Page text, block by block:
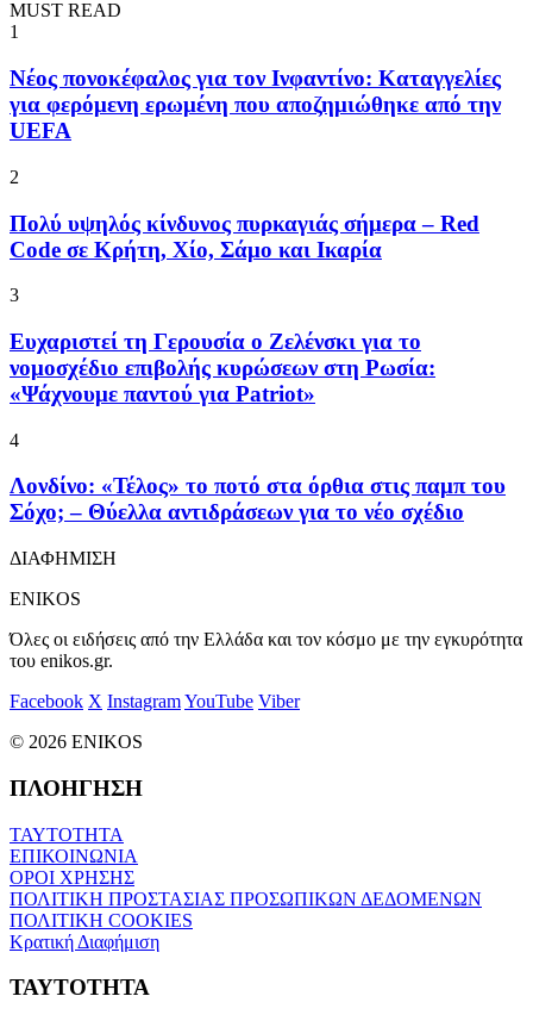
MUST READ
1
Νέος πονοκέφαλος για τον Ινφαντίνο: Καταγγελίες
για φερόμενη ερωμένη που αποζημιώθηκε από την
UEFA
2
Πολύ υψηλός κίνδυνος πυρκαγιάς σήμερα – Red
Code σε Κρήτη, Χίο, Σάμο και Ικαρία
3
Ευχαριστεί τη Γερουσία ο Ζελένσκι για το
νομοσχέδιο επιβολής κυρώσεων στη Ρωσία:
«Ψάχνουμε παντού για Patriot»
4
Λονδίνο: «Τέλος» το ποτό στα όρθια στις παμπ του
Σόχο; – Θύελλα αντιδράσεων για το νέο σχέδιο
ΔΙΑΦΗΜΙΣΗ
ENIKOS
Όλες οι ειδήσεις από την Ελλάδα και τον κόσμο με την εγκυρότητα
του enikos.gr.
Facebook X InstagramYouTube Viber
© 2026 ENIKOS
ΠΛΟΗΓΗΣΗ
ΤΑΥΤΟΤΗΤΑ
ΕΠΙΚΟΙΝΩΝΙΑ
ΟΡΟΙ ΧΡΗΣΗΣ
ΠΟΛΙΤΙΚΗ ΠΡΟΣΤΑΣΙΑΣ ΠΡΟΣΩΠΙΚΩΝ ΔΕΔΟΜΕΝΩΝ
ΠΟΛΙΤΙΚΗ COOKIES
Κρατική Διαφήμιση
ΤΑΥΤΟΤΗΤΑ